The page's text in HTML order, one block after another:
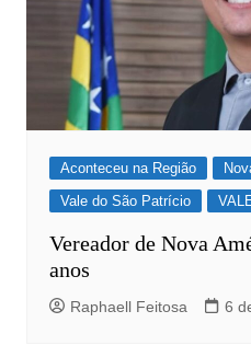
Aconteceu na Região
Vale do São Patrício
Vereador de Nova
anos
Raphaell Feitosa 6